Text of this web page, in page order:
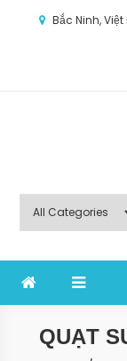
Bắc Ninh,
Thế Giới
QUẠT